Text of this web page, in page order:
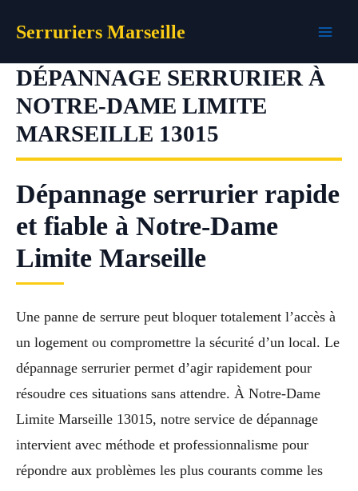
Serruriers Marseille
DÉPANNAGE SERRURIER À
NOTRE-DAME LIMITE
MARSEILLE 13015
Dépannage serrurier rapide
et fiable à Notre-Dame
Limite Marseille
Une panne de serrure peut bloquer totalement l’accès à
un logement ou compromettre la sécurité d’un local. Le
dépannage serrurier permet d’agir rapidement pour
résoudre ces situations sans attendre. À Notre-Dame
Limite Marseille 13015, notre service de dépannage
intervient avec méthode et professionnalisme pour
répondre aux problèmes les plus courants comme les